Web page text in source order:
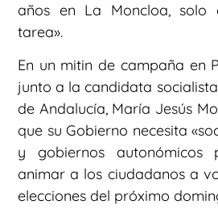
años en La Moncloa,
tarea».
En un mitin de campaña en
junto a la candidata
de Andalucía, María Jesús
que su Gobierno necesita
y gobiernos autonómicos
animar a los ciudadanos a
elecciones del próximo